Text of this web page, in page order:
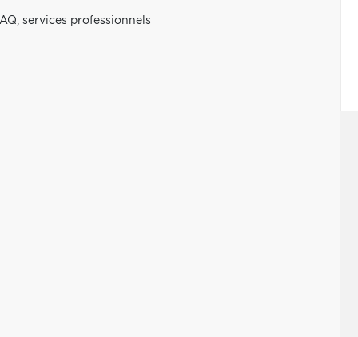
services professionnels